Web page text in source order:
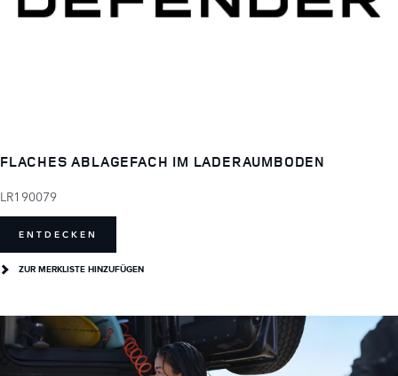
FLACHES ABLAGEFACH IM LADERAUMBODEN
LR190079
ENTDECKEN
ZUR MERKLISTE HINZUFÜGEN